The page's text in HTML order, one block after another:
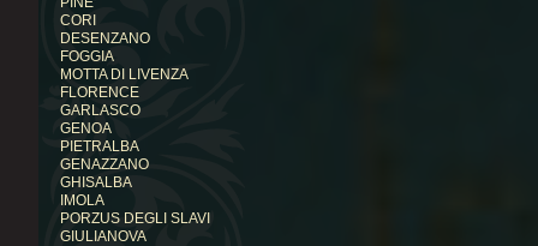
CORI
DESENZANO
FOGGIA
MOTTA DI LIVENZA
FLORENCE
GARLASCO
GENOA
PIETRALBA
GENAZZANO
GHISALBA
IMOLA
PORZUS DEGLI SLAVI
GIULIANOVA